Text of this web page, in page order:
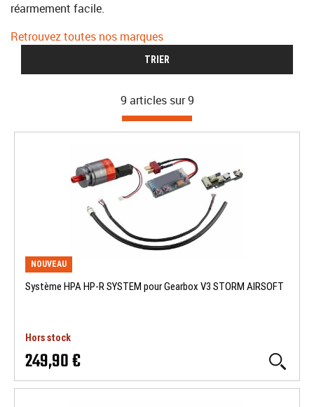
réarmement facile.
Retrouvez toutes nos marques
TRIER
9 articles sur 9
NOUVEAU
Système HPA HP-R SYSTEM pour Gearbox V3 STORM AIRSOFT
Hors stock
249,90 €